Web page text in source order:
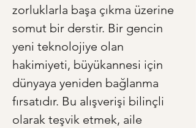
zorluklarla başa çıkma üzerine
somut bir derstir. Bir gencin
yeni teknolojiye olan
hakimiyeti, büyükannesi için
dünyaya yeniden bağlanma
fırsatıdır. Bu alışverişi bilinçli
olarak teşvik etmek, aile